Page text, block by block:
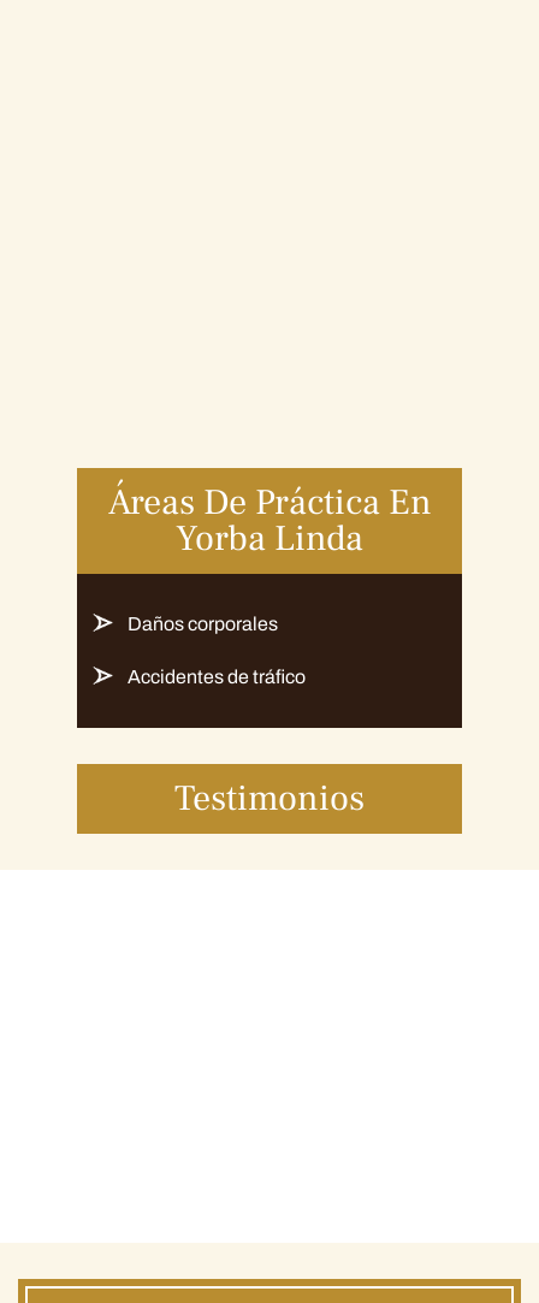
Áreas De Práctica En
Yorba Linda
Daños corporales
Accidentes de tráfico
Testimonios